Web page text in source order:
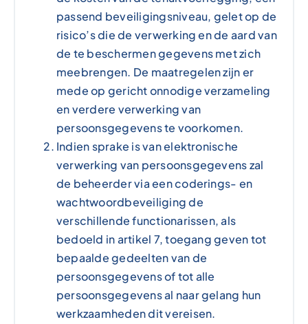
passend beveiligingsniveau, gelet op de
risico’s die de verwerking en de aard van
de te beschermen gegevens met zich
meebrengen. De maatregelen zijn er
mede op gericht onnodige verzameling
en verdere verwerking van
persoonsgegevens te voorkomen.
Indien sprake is van elektronische
verwerking van persoonsgegevens zal
de beheerder via een coderings- en
wachtwoordbeveiliging de
verschillende functionarissen, als
bedoeld in artikel 7, toegang geven tot
bepaalde gedeelten van de
persoonsgegevens of tot alle
persoonsgegevens al naar gelang hun
werkzaamheden dit vereisen.